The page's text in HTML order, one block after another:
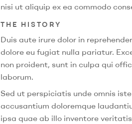
nisi ut aliquip ex ea commodo
THE HISTORY
Duis aute irure dolor in
dolore eu fugiat nulla pariatur.
non proident, sunt in culpa qui
laborum.
Sed ut perspiciatis unde omnis
accusantium doloremque
ipsa quae ab illo inventore